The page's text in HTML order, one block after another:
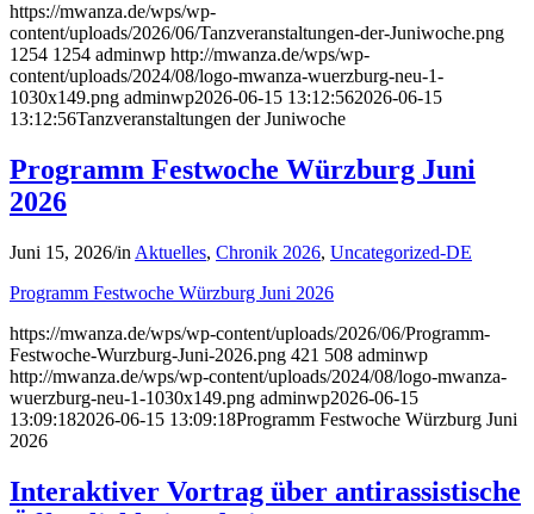
https://mwanza.de/wps/wp-
content/uploads/2026/06/Tanzveranstaltungen-der-Juniwoche.png
1254 1254 adminwp http://mwanza.de/wps/wp-
content/uploads/2024/08/logo-mwanza-wuerzburg-neu-1-
1030x149.png adminwp2026-06-15 13:12:562026-06-15
13:12:56Tanzveranstaltungen der Juniwoche
Programm Festwoche Würzburg Juni
2026
Juni 15, 2026/in Aktuelles, Chronik 2026, Uncategorized-DE
Programm Festwoche Würzburg Juni 2026
https://mwanza.de/wps/wp-content/uploads/2026/06/Programm-
Festwoche-Wurzburg-Juni-2026.png 421 508 adminwp
http://mwanza.de/wps/wp-content/uploads/2024/08/logo-mwanza-
wuerzburg-neu-1-1030x149.png adminwp2026-06-15
13:09:182026-06-15 13:09:18Programm Festwoche Würzburg Juni
2026
Interaktiver Vortrag über antirassistische